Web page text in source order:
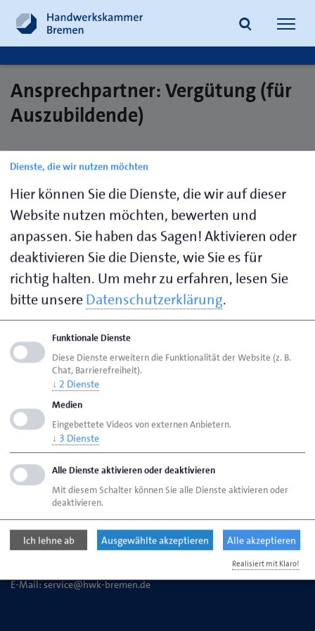
Suche
Ansprechpartner: Vergütung (für
Auszubildende)
Malorny,
Beate
30500-132
bremen.de
Meyer,
Mareike
0421
30500-
134
ausbildungsverzeichnis@hwk-
bremen.de
Seite drucken
aktualisiert am 01. Okt. 2025
HWK Bremen Ansprechpartner
Vergütung (für Auszubildende)
Handwerkskammer Bremen
E-Mail:service@hwk-bremen.de
Dienste, die wir nutzen möchten
Hier können Sie die Dienste, die wir auf dieser
Website nutzen möchten, bewerten und
anpassen. Sie haben das Sagen! Aktivieren oder
deaktivieren Sie die Dienste, wie Sie es für
richtig halten. Um mehr zu erfahren, lesen Sie
bitte unsereDatenschutzerklärung.
Funktionale Dienste
Diese Dienste erweitern die Funktionalität der Website (z. B.
Chat, Barrierefreiheit).
↓ 2 Dienste
Medien
Eingebettete Videos von externen Anbietern.
↓ 3 Dienste
Alle Dienste aktivieren oder deaktivieren
Mit diesem Schalter können Sie alle Dienste aktivieren oder
deaktivieren.
Ich lehne ab Ausgewählte akzeptieren Alle akzeptieren
Realisiert mit Klaro!